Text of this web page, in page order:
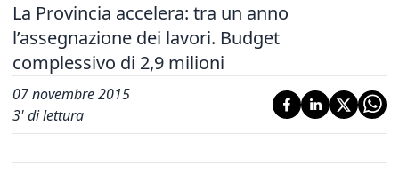
La Provincia accelera: tra un anno
l’assegnazione dei lavori. Budget
complessivo di 2,9 milioni
07 novembre 2015
3' di lettura